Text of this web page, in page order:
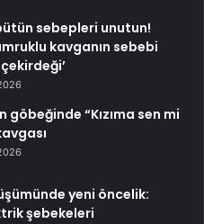
sebepleri unutun!
kavganın sebebi
göbeğinde “Kızıma sen mi
yeni öncelik:
şebekeleri